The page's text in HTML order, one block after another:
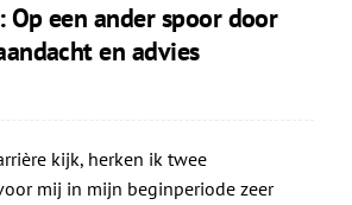
Op een ander spoor door
en advies
kijk, herken ik twee
mij in mijn beginperiode zeer